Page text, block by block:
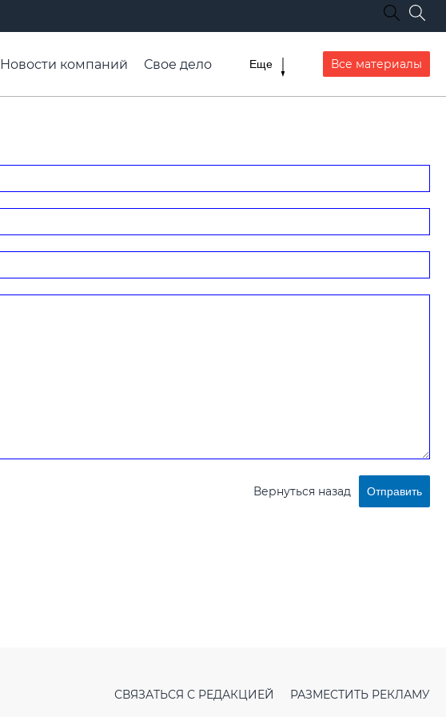
Новости компаний
Свое дело
Еще Все материалы
Вернуться назад Отправить
СВЯЗАТЬСЯ С РЕДАКЦИЕЙ РАЗМЕСТИТЬ РЕКЛАМУ